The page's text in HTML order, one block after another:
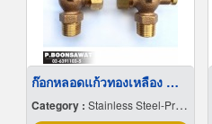
ก๊อกหลอดแก้วทองเหลือง Water level gauge
Category : Stainless Steel-Products